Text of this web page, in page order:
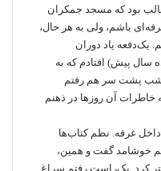
بود که مسجد جمکران
باشم، ولی به هر حال،
یک‌دفعه یاد دوران
سال پیش) افتادم که به
شب پشت سر هم رفتم
آن روزها در ذهنم
داخل غرفه. نظم کتاب‌ها
خوشامد گفت و همین،
کرد. یک‌راست رفتم سراغ